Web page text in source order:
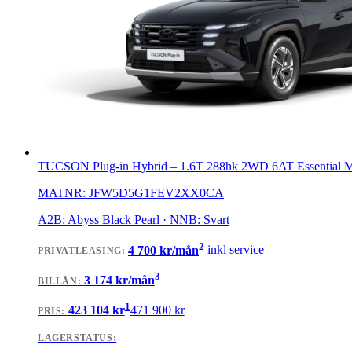
TUCSON Plug-in Hybrid – 1.6T 288hk 2WD 6AT Essential
MATNR: JFW5D5G1FEV2XX0CA
A2B: Abyss Black Pearl · NNB: Svart
PRIVATLEASING:4 700 kr/mån2 inkl service
BILLÅN: 3 174kr/mån3
PRIS: 423 104kr1471 900kr
LAGERSTATUS: